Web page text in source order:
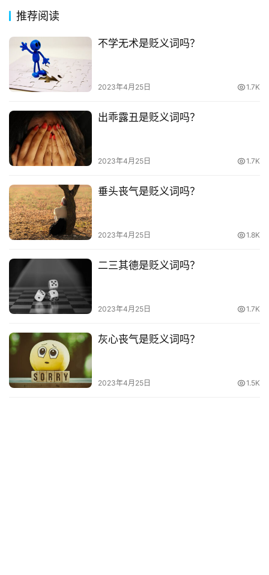
诗
用
贺
络
热
电
影
台
其
他
词
语
登录
推荐阅读
不学无术是贬义词吗？
2023年4月25日 1.7K
出乖露丑是贬义词吗？
2023年4月25日 1.7K
垂头丧气是贬义词吗？
2023年4月25日 1.8K
二三其德是贬义词吗？
2023年4月25日 1.7K
灰心丧气是贬义词吗？
2023年4月25日 1.5K